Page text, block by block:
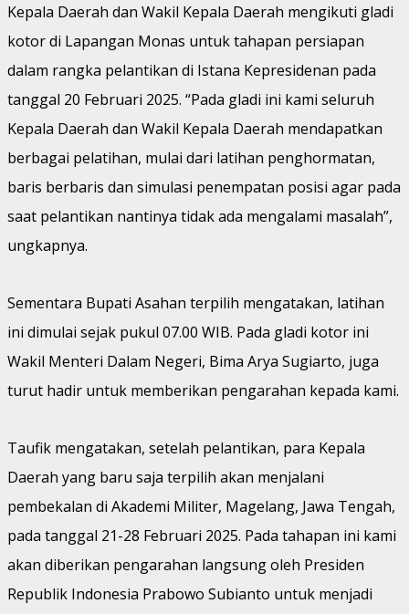
Kepala Daerah dan Wakil Kepala Daerah mengikuti gladi
kotor di Lapangan Monas untuk tahapan persiapan
dalam rangka pelantikan di Istana Kepresidenan pada
tanggal 20 Februari 2025. “Pada gladi ini kami seluruh
Kepala Daerah dan Wakil Kepala Daerah mendapatkan
berbagai pelatihan, mulai dari latihan penghormatan,
baris berbaris dan simulasi penempatan posisi agar pada
saat pelantikan nantinya tidak ada mengalami masalah”,
ungkapnya.
Sementara Bupati Asahan terpilih mengatakan, latihan
ini dimulai sejak pukul 07.00 WIB. Pada gladi kotor ini
Wakil Menteri Dalam Negeri, Bima Arya Sugiarto, juga
turut hadir untuk memberikan pengarahan kepada kami.
Taufik mengatakan, setelah pelantikan, para Kepala
Daerah yang baru saja terpilih akan menjalani
pembekalan di Akademi Militer, Magelang, Jawa Tengah,
pada tanggal 21-28 Februari 2025. Pada tahapan ini kami
akan diberikan pengarahan langsung oleh Presiden
Republik Indonesia Prabowo Subianto untuk menjadi